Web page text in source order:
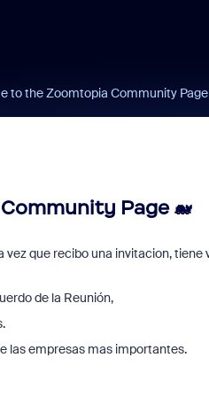
to the Zoomtopia Community
Page 🐋
que recibo una invitacion, tiene
de la Reunión,
las empresas mas importantes.